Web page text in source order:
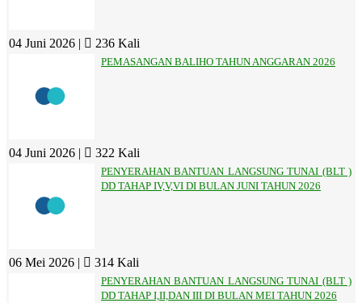
04 Juni 2026 | 236 Kali
PEMASANGAN BALIHO TAHUN ANGGARAN 2026
04 Juni 2026 | 322 Kali
PENYERAHAN BANTUAN LANGSUNG TUNAI (BLT )
DD TAHAP IV,V,VI DI BULAN JUNI TAHUN 2026
06 Mei 2026 | 314 Kali
PENYERAHAN BANTUAN LANGSUNG TUNAI (BLT )
DD TAHAP I,II,DAN III DI BULAN MEI TAHUN 2026